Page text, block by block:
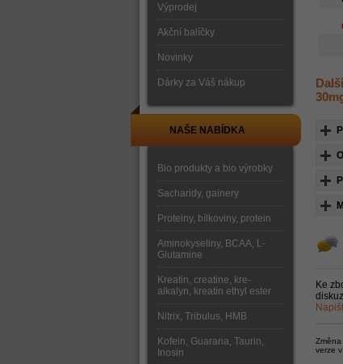
Ke
verze
Výprodej
Akční balíčky
Novinky
Dárky za Váš nákup
NAŠE NABÍDKA
Bio produkty a bio výrobky
Sacharidy, gainery
Proteiny, bílkoviny, protein
Aminokyseliny, BCAA, L-
Glutamine
Kreatin, creatine, kre-
alkalyn, kreatin ethyl ester
Nitrix, Tribulus, HMB
Kofein, Guarana, Taurin,
Inosin